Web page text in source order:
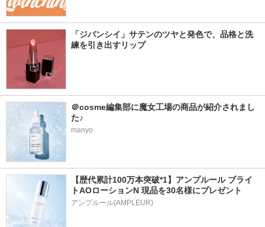
「ジバンシイ」サテンのツヤと発色で、品格と洗
練を引き出すリップ
＠cosme編集部に魔女工場の商品が紹介されまし
た♪
manyo
【歴代累計100万本突破*1】アンプルール ブライ
トAOローションN 現品を30名様にプレゼント
アンプルール(AMPLEUR)